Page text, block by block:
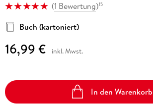
(1 Bewertung)15
Buch (kartoniert)
16,99 € inkl. Mwst.
In den Warenkorb